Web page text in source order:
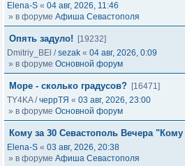
Elena-S « 04 авг, 2026, 11:46
» в форуме Афиша Севастополя
Опять задуло!
[19232]
Dmitriy_BEl /sezak « 04 авг, 2026, 0:09
» в форуме Основной форум
Море - сколько градусов? [16471]
TY4KA/черрТЯ « 03 авг, 2026, 23:00
» в форуме Основной форум
Кому за 30 Севастополь Вечера
Elena-S « 03 авг, 2026, 20:38
» в форуме Афиша Севастополя